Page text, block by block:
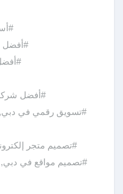
#أفضل
#أفضل
#تسويق رقمي في دبي
#تصميم متجر
#تصميم مواقع في دبي